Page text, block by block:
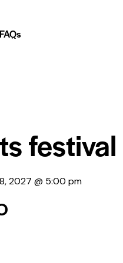
FAQs
festival
2027 @ 5:00 pm